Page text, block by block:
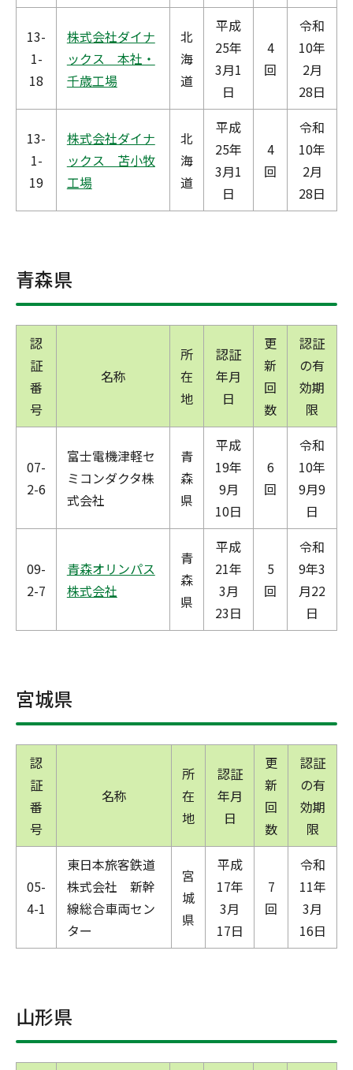
13-
1-
18
株式会社ダイナ
ックス 本社・
千歳工場
北
海
道
平成
25年
3月1
日
4
回
令和
10年
2月
28日
13-
1-
19
株式会社ダイナ
ックス 苫小牧
工場
北
海
道
平成
25年
3月1
日
4
回
令和
10年
2月
28日
青森県
認
証
番
号
名称
所
在
地
認証
年月
日
更
新
回
数
認証
の有
効期
限
07-
2-6
富士電機津軽セ
ミコンダクタ株
式会社
青
森
県
平成
19年
9月
10日
6
回
令和
10年
9月9
日
09-
2-7
青森オリンパス
株式会社
青
森
県
平成
21年
3月
23日
5
回
令和
9年3
月22
日
宮城県
認
証
番
号
名称
所
在
地
認証
年月
日
更
新
回
数
認証
の有
効期
限
05-
4-1
東日本旅客鉄道
株式会社 新幹
線総合車両セン
ター
宮
城
県
平成
17年
3月
17日
7
回
令和
11年
3月
16日
山形県